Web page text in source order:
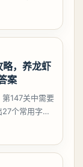
打深渊也可以
，养龙虾
案
147关中需要
个常用字，
、虾、卜、